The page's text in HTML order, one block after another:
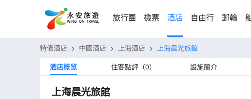
旅行團 機票 酒店 自由行 郵輪
特價酒店 > 中國酒店 > 上海酒店 >
上海晨光旅館
酒店概览
住客點評（0） 設施簡介
上海晨光旅館